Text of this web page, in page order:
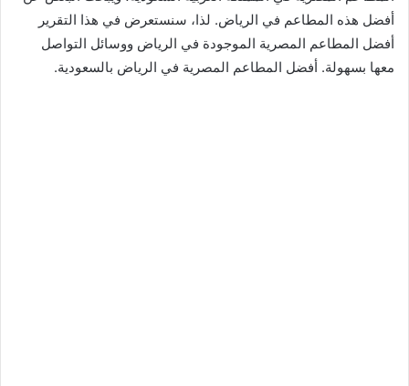
أفضل هذه المطاعم في الرياض. لذا، سنستعرض في هذا التقرير
أفضل المطاعم المصرية الموجودة في الرياض ووسائل التواصل
معها بسهولة. أفضل المطاعم المصرية في الرياض بالسعودية.